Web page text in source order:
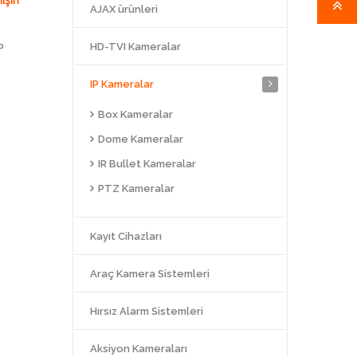
AJAX ürünleri
HD-TVI Kameralar
IP Kameralar
Box Kameralar
Dome Kameralar
IR Bullet Kameralar
PTZ Kameralar
Kayıt Cihazları
Araç Kamera Sistemleri
Hırsız Alarm Sistemleri
Aksiyon Kameraları